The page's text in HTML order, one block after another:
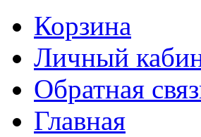
Корзина
Личный
Обратная
Главная